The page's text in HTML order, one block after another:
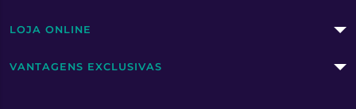
LOJA ONLINE
VANTAGENS EXCLUSIVAS